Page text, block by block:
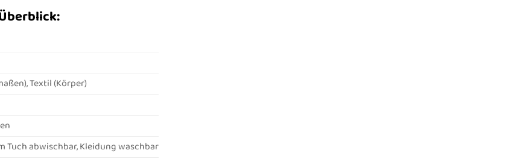
Textil (Körper)
Tuch abwischbar, Kleidung waschbar